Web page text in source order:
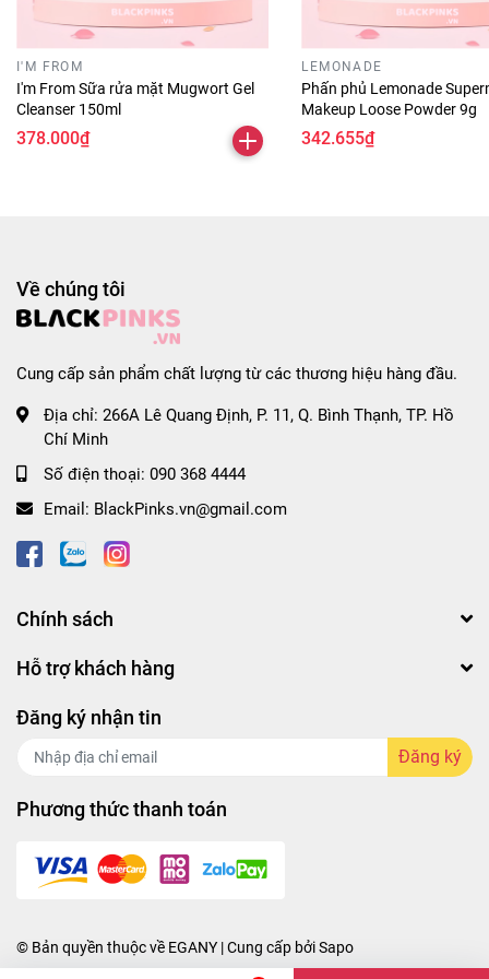
- Dung tích: 50ml
- Thương hiệu: Some By Mi
- Xuất xứ thương hiệu: Hàn Quốc
- Sản xuất tại: Hàn Quốc.
#somebymi#lamdep #duongdadep #somebymi50ml
#serumsomebymi #serumgiamtham #serumsangda
#blackpinkscomvn #blackpink #blackpinkvn
#blackpinkcom #blackpinkcomvn #blps #blpsvn
#blpscom #blpscomvn #blp #blpvn #blpcom #blpcomv
I'M FROM
I'm From Sữa rửa mặt Mugwort Gel
Cleanser 150ml
378.000₫
LEMONADE
Phấn phủ Lemonade
Makeup Loose Powder 9g
342.655₫
Về chúng tôi
Cung cấp sản phẩm chất lượng từ các thương hiệu hàng đầu.
Địa chỉ: 266A Lê Quang Định, P. 11, Q. Bình Thạnh, TP. Hồ
Chí Minh
Số điện thoại: 090 368 4444
Email: BlackPinks.vn@gmail.com
Chính sách
Hỗ trợ khách hàng
Đăng ký nhận tin
Đăng ký
Phương thức thanh toán
© Bản quyền thuộc về EGANY | Cung cấp bởiSapo